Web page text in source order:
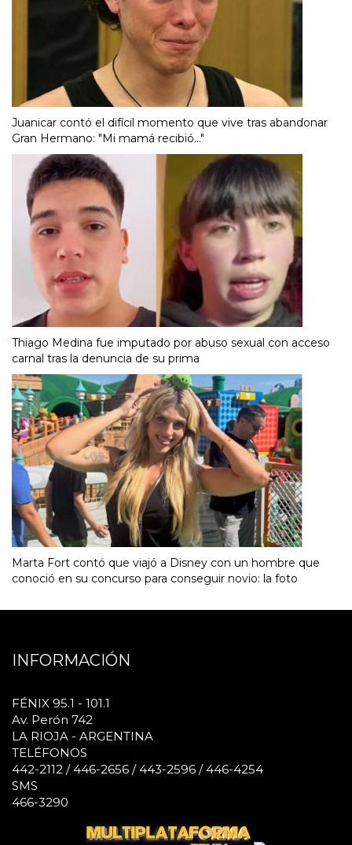
Juanicar contó el difícil momento que vive tras abandonar
Gran Hermano: "Mi mamá recibió..."
Thiago Medina fue imputado por abuso sexual con acceso
carnal tras la denuncia de su prima
Marta Fort contó que viajó a Disney con un hombre que
conoció en su concurso para conseguir novio: la foto
INFORMACIÓN
FÉNIX 95.1 - 101.1
Av. Perón 742
LA RIOJA - ARGENTINA
TELÉFONOS
442-2112 / 446-2656 / 443-2596 / 446-4254
SMS
466-3290